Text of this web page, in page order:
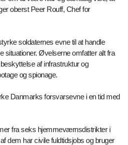
oberst Peer Rouff, Chef for
soldaternes evne til at handle
situationer. Øvelserne omfatter alt fra
af infrastruktur og
og spionage.
Danmarks forsvarsevne i en tid med
fra seks hjemmeværnsdistrikter i
dem har civile fuldtidsjobs og bruger